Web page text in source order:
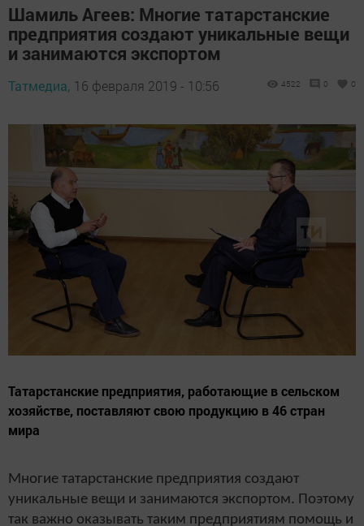
Шамиль Агеев: Многие татарстанские
предприятия создают уникальные вещи
и занимаются экспортом
Татмедиа, 16 февраля 2019 - 10:56 4522 0 0
Татарстанские предприятия, работающие в сельском
хозяйстве, поставляют свою продукцию в 46 стран
мира
Многие татарстанские предприятия создают
уникальные вещи и занимаются экспортом. Поэтому
так важно оказывать таким предприятиям помощь и